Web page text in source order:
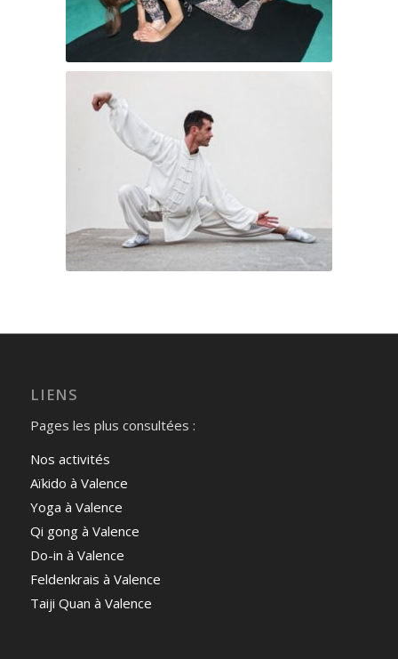
LIENS
Pages les plus consultées :
Nos activités
Aïkido à Valence
Yoga à Valence
Qi gong à Valence
Do-in à Valence
Feldenkrais à Valence
Taiji Quan à Valence